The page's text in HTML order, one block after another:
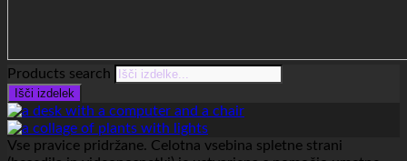
Products search
Išči izdelek
Vse pravice pridržane. Celotna vsebina spletne strani